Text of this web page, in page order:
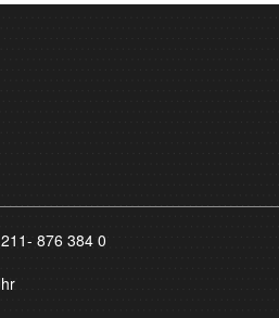
876 384 0